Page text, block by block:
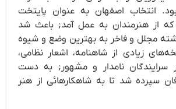
انتخاب اصفهان به عنوان پایتخت
از هنرمندان به عمل آمد; باعث شد
مجلل و فاخر به بهترین وضع و شیوه
زیادی از شاهنامه، اشعار نظامی،
سرایندگان نامدار و مشهور; به دست
سپرده شد تا به شاهکارهائی از هنر